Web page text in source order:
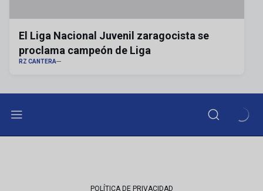
El Liga Nacional Juvenil zaragocista se
proclama campeón de Liga
RZ CANTERA
POLÍTICA DE PRIVACIDAD